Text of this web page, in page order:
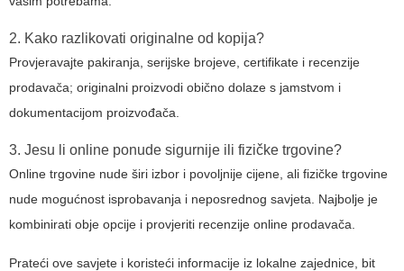
2. Kako razlikovati originalne od kopija?
Provjeravajte pakiranja, serijske brojeve, certifikate i recenzije
prodavača; originalni proizvodi obično dolaze s jamstvom i
dokumentacijom proizvođača.
3. Jesu li online ponude sigurnije ili fizičke trgovine?
Online trgovine nude širi izbor i povoljnije cijene, ali fizičke trgovine
nude mogućnost isprobavanja i neposrednog savjeta. Najbolje je
kombinirati obje opcije i provjeriti recenzije online prodavača.
Prateći ove savjete i koristeći informacije iz lokalne zajednice, bit